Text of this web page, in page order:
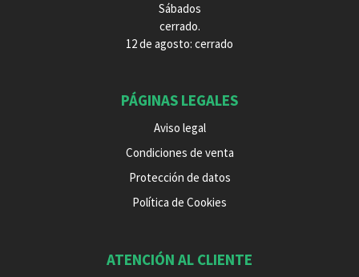
Sábados
cerrado.
12 de agosto: cerrado
PÁGINAS LEGALES
Aviso legal
Condiciones de venta
Protección de datos
Política de Cookies
ATENCIÓN AL CLIENTE